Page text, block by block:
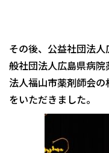
その後、公益社団法
般社団法人広島県病
法人福山市薬剤師会
をいただきました。